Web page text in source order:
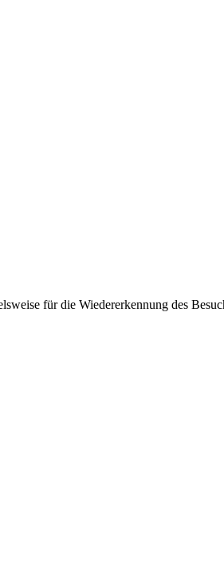
für die Wiedererkennung des